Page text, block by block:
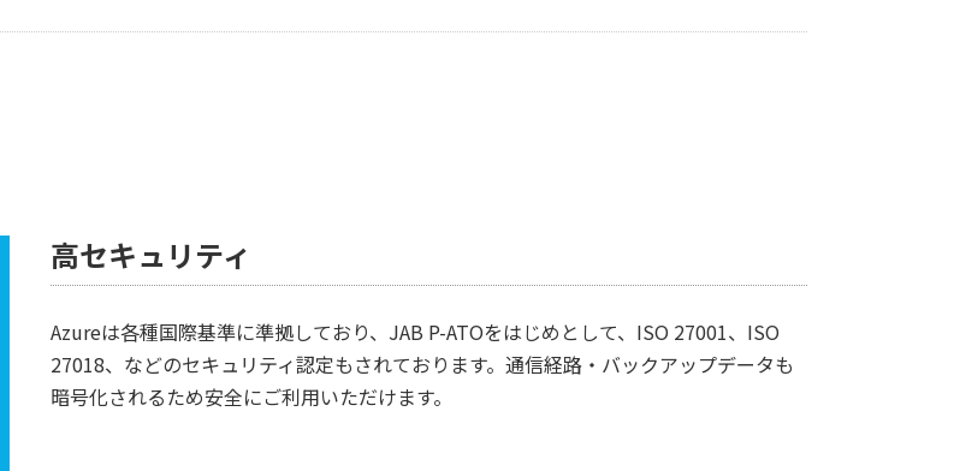
高セキュリティ
Azureは各種国際基準に準拠しており、JAB P-ATOをはじめとして、ISO 27001、ISO
27018、などのセキュリティ認定もされております。通信経路・バックアップデータも
暗号化されるため安全にご利用いただけます。